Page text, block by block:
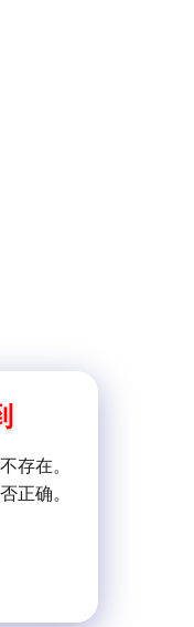
存在。
正确。